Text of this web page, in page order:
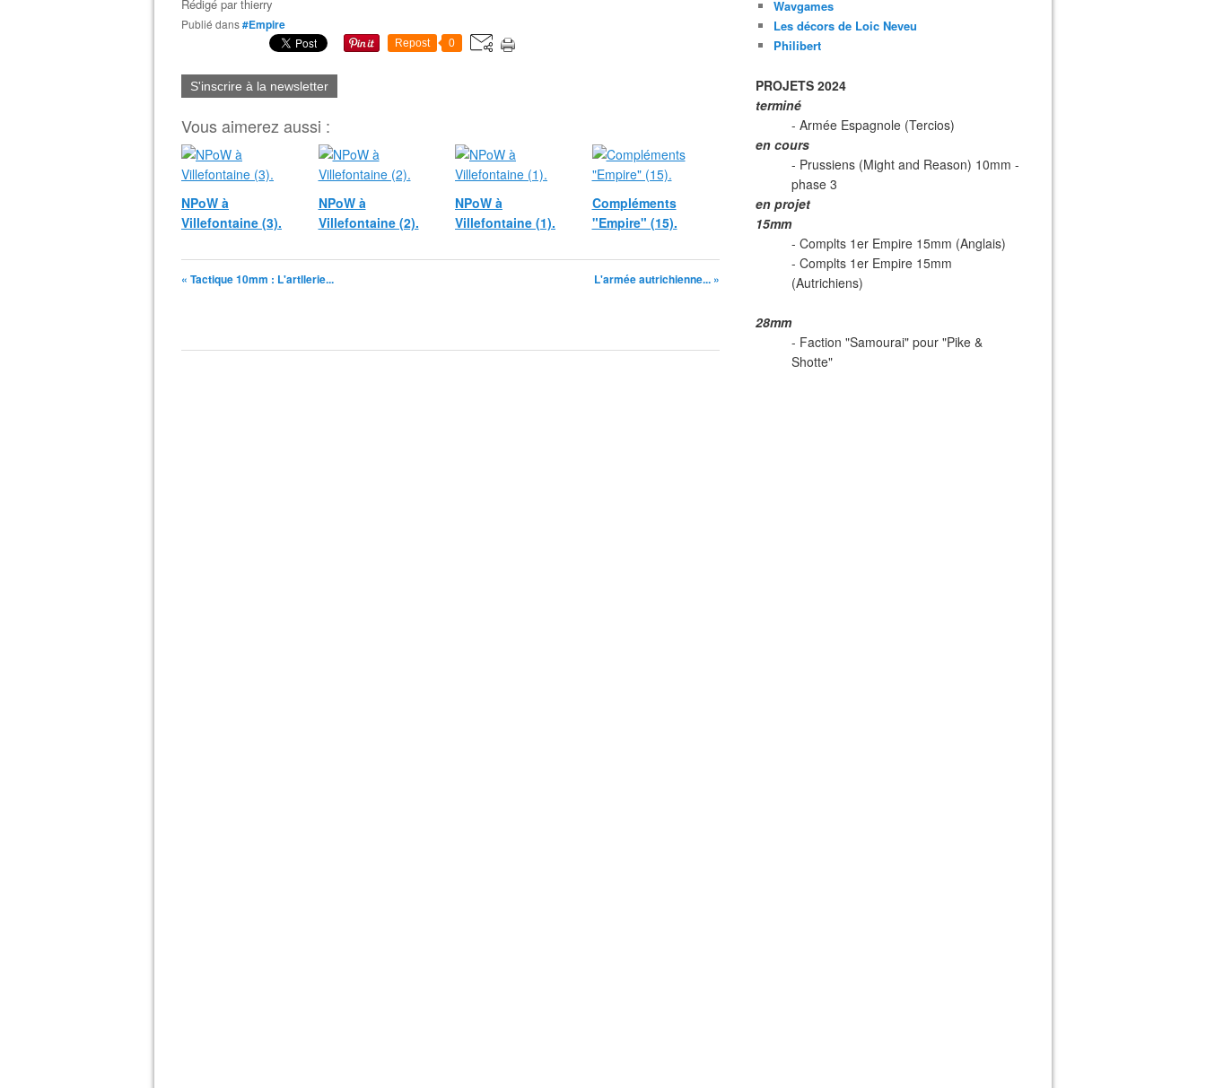
Rédigé parthierry
Publié dans#Empire
Repost 0
S'inscrire à la newsletter
Vous aimerez aussi :
NPoW à
Villefontaine (3).
NPoW à
Villefontaine (2).
NPoW à
Villefontaine (1).
Compléments
"Empire" (15).
« Tactique 10mm : L'artllerie... L'armée autrichienne... »
Wavgames
Les décors de Loic Neveu
Philibert
PROJETS 2024
terminé
- Armée Espagnole (Tercios)
en cours
- Prussiens (Might and Reason) 10mm -
phase 3
en projet
15mm
- Complts 1er Empire 15mm (Anglais)
- Complts 1er Empire 15mm
(Autrichiens)
28mm
- Faction "Samourai" pour "Pike &
Shotte"